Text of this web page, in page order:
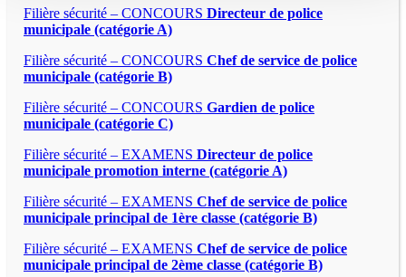
Filière sécurité – CONCOURS Directeur de police
municipale (catégorie A)
Filière sécurité – CONCOURS Chef de service de police
municipale (catégorie B)
Filière sécurité – CONCOURS Gardien de police
municipale (catégorie C)
Filière sécurité – EXAMENS Directeur de police
municipale promotion interne (catégorie A)
Filière sécurité – EXAMENS Chef de service de police
municipale principal de 1ère classe (catégorie B)
Filière sécurité – EXAMENS Chef de service de police
municipale principal de 2ème classe (catégorie B)